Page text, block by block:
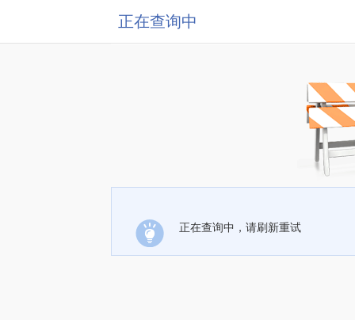
正在查询中
正在查询中，请刷新重试